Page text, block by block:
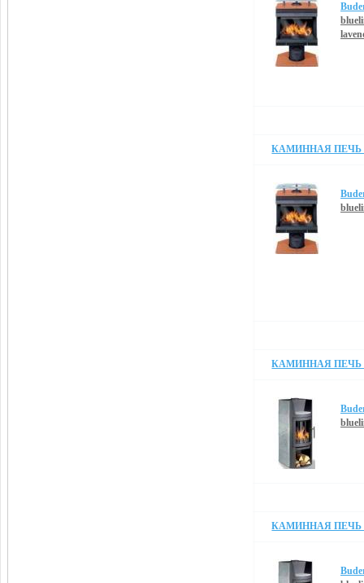
КАМИННАЯ ПЕЧЬ
КАМИННАЯ ПЕЧЬ
КАМИННАЯ ПЕЧЬ